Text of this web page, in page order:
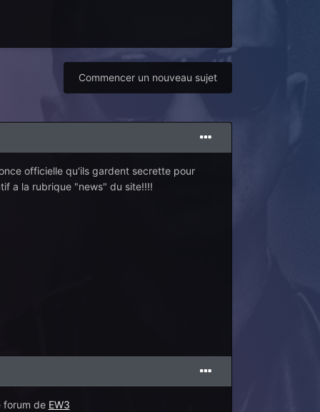
Commencer un nouveau sujet
officielle qu'ils gardent secrette pour
a la rubrique "news" du site!!!!
forum de EW3